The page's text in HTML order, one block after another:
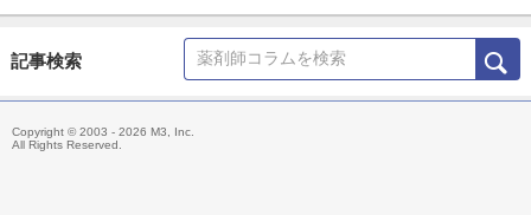
記事検索
Copyright © 2003 - 2026 M3, Inc.
All Rights Reserved.